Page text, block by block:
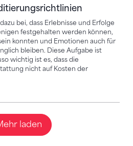
bei, dass Erlebnisse und Erfolge
festgehalten werden können,
konnten und Emotionen auch für
bleiben. Diese Aufgabe ist
wichtig ist es, dass die
nicht auf Kosten der
laden